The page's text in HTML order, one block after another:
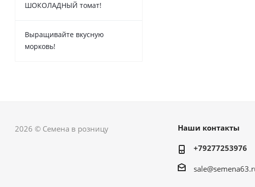
ШОКОЛАДНЫЙ томат!
Выращивайте вкусную
морковь!
2026 © Семена в розницу Наши контакты
+79277253976